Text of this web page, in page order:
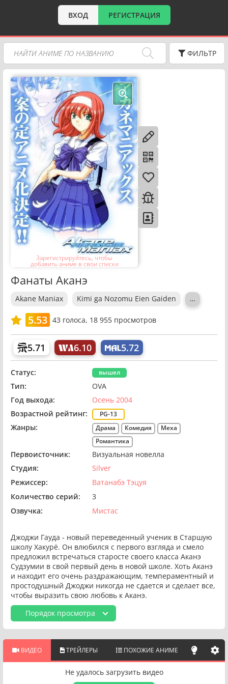
ВХОД РЕГИСТРАЦИЯ
ФИЛЬТР
Зарегистрируйтесь, чтобы
добавить аниме в свои списки
Фанаты Аканэ
Akane Maniax Kimi ga Nozomu Eien Gaiden …
5.53 43 голоса, 18 955 просмотров
5.71 6.10 5.72
Статус: вышел
Тип:
OVA
Год выхода:
Осень 2004
Возрастной рейтинг:
PG-13
Жанры: Драма Комедия
Меха
Романтика
Первоисточник:
Визуальная новелла
Студия:
Silver
Режиссер:
Ватанабэ Тэцуя
Количество серий:
3
Озвучка:
Мистас
Джоджи Гауда - новый переведенный ученик в Старшую
школу Хакурё. Он влюбился с первого взгляда и смело
предложил встречаться старосте своего класса Аканэ
Судзумии в свой первый день в новой школе. Хоть Аканэ
и находит его очень раздражающим, темпераментный и
простодушный Джоджи никогда не сдается и сделает все,
чтобы выразить свою любовь к Аканэ.
Порядок просмотра
ВИДЕО ТРЕЙЛЕРЫ ПОХОЖИЕ АНИМЕ
Не удалось загрузить видео